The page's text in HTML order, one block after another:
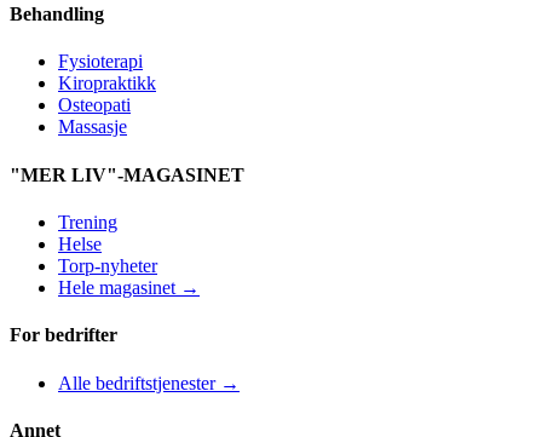
Behandling
Fysioterapi
Kiropraktikk
Osteopati
Massasje
"MER LIV"-MAGASINET
Trening
Helse
Torp-nyheter
Hele magasinet →
For bedrifter
Alle bedriftstjenester →
Annet